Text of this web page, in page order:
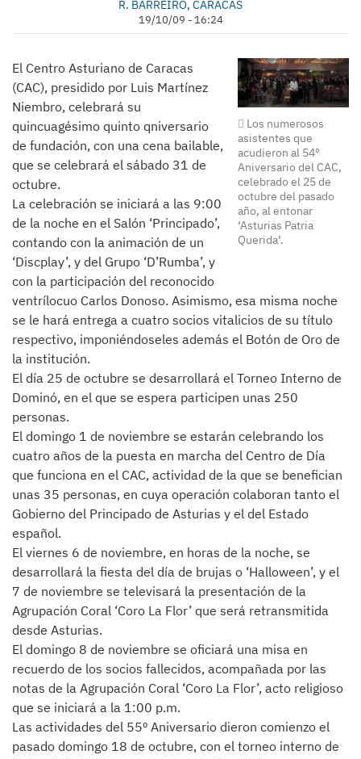
R. BARREIRO, CARACAS
19/10/09 - 16:24
Los numerosos
asistentes que
acudieron al 54º
Aniversario del CAC,
celebrado el 25 de
octubre del pasado
año, al entonar
‘Asturias Patria
Querida’.
El Centro Asturiano de Caracas
(CAC), presidido por Luis Martínez
Niembro, celebrará su
quincuagésimo quinto qniversario
de fundación, con una cena bailable,
que se celebrará el sábado 31 de
octubre.
La celebración se iniciará a las 9:00
de la noche en el Salón ‘Principado’,
contando con la animación de un
‘Discplay’, y del Grupo ‘D’Rumba’, y
con la participación del reconocido
ventrílocuo Carlos Donoso. Asimismo, esa misma noche
se le hará entrega a cuatro socios vitalicios de su título
respectivo, imponiéndoseles además el Botón de Oro de
la institución.
El día 25 de octubre se desarrollará el Torneo Interno de
Dominó, en el que se espera participen unas 250
personas.
El domingo 1 de noviembre se estarán celebrando los
cuatro años de la puesta en marcha del Centro de Día
que funciona en el CAC, actividad de la que se benefician
unas 35 personas, en cuya operación colaboran tanto el
Gobierno del Principado de Asturias y el del Estado
español.
El viernes 6 de noviembre, en horas de la noche, se
desarrollará la fiesta del día de brujas o ‘Halloween’, y el
7 de noviembre se televisará la presentación de la
Agrupación Coral ‘Coro La Flor’ que será retransmitida
desde Asturias.
El domingo 8 de noviembre se oficiará una misa en
recuerdo de los socios fallecidos, acompañada por las
notas de la Agrupación Coral ‘Coro La Flor’, acto religioso
que se iniciará a la 1:00 p.m.
Las actividades del 55º Aniversario dieron comienzo el
pasado domingo 18 de octubre, con el torneo interno de